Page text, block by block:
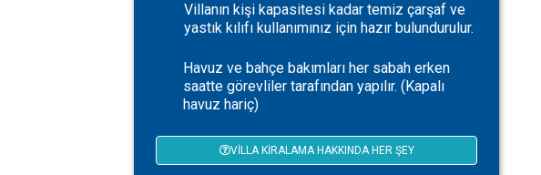
Villanın kişi kapasitesi kadar temiz çarşaf ve
yastık kılıfı kullanımınız için hazır bulundurulur.
Havuz ve bahçe bakımları her sabah erken
saatte görevliler tarafından yapılır. (Kapalı
havuz hariç)
VILLA KIRALAMA HAKKINDA HER ŞEY